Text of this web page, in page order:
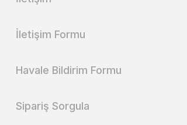
İletişim Formu
Havale Bildirim Formu
Sipariş Sorgula